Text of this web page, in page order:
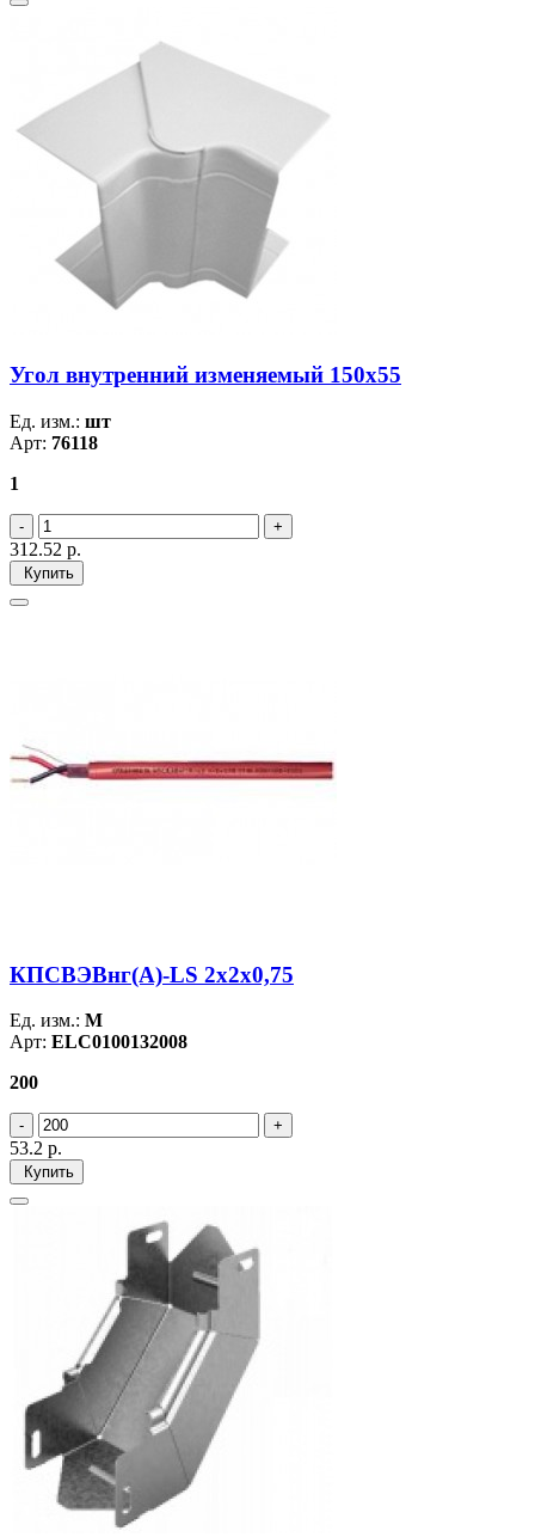
Угол внутренний изменяемый 150х55
Ед. изм.: шт
Арт: 76118
1
312.52 р.
Купить
КПСВЭВнг(А)-LS 2х2х0,75
Ед. изм.: М
Арт: ELC0100132008
200
53.2 р.
Купить